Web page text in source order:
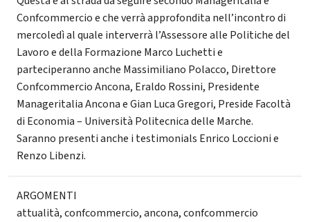
Confcommercio e che verrà approfondita nell’incontro di
mercoledì al quale interverrà l’Assessore alle Politiche del
Lavoro e della Formazione Marco Luchetti e
parteciperanno anche Massimiliano Polacco, Direttore
Confcommercio Ancona, Eraldo Rossini, Presidente
Manageritalia Ancona e Gian Luca Gregori, Preside Facoltà
di Economia – Università Politecnica delle Marche.
Saranno presenti anche i testimonials Enrico Loccioni e
Renzo Libenzi.
ARGOMENTI
attualità,confcommercio,ancona,confcommercio